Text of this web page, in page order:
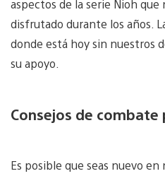
aspectos de la serie Nioh
disfrutado durante los años.
donde está hoy sin nuestros
su apoyo.
Consejos de combate
Es posible que seas nuevo